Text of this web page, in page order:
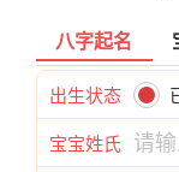
八字起名
出生状态
宝宝姓氏